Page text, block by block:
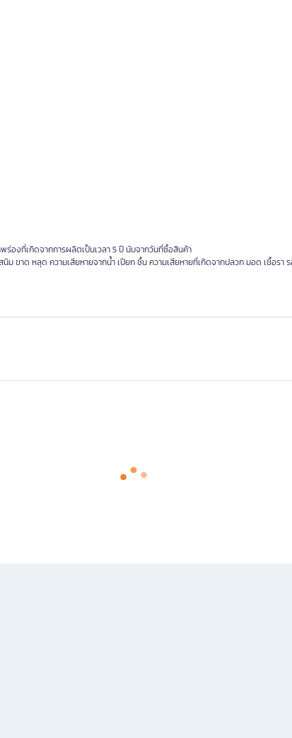
ร่องที่เกิดจากการผลิตเป็นเวลา 5 ปี นับจากวันที่ซื้อสินค้า
ขาด หลุด ความเสียหายจากน้ำ เปียก ชื้น ความเสียหายที่เกิดจากปลวก มอด เชื้อรา